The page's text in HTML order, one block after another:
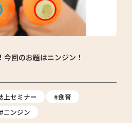
回のお題はニンジン！
上セミナー
#食育
#ニンジン